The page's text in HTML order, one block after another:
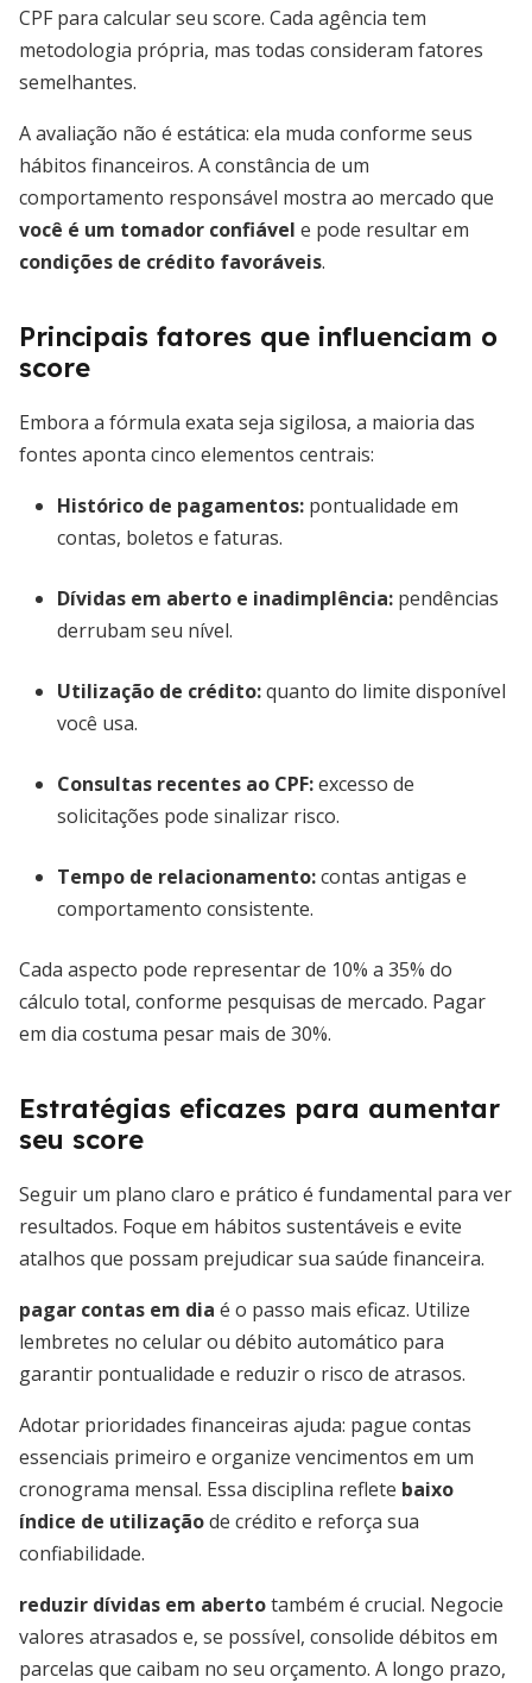
CPF para calcular seu score. Cada agência tem
metodologia própria, mas todas consideram fatores
semelhantes.
A avaliação não é estática: ela muda conforme seus
hábitos financeiros. A constância de um
comportamento responsável mostra ao mercado que
você é um tomador confiável e pode resultar em
condições de crédito favoráveis.
Principais fatores que influenciam o
score
Embora a fórmula exata seja sigilosa, a maioria das
fontes aponta cinco elementos centrais:
Histórico de pagamentos: pontualidade em
contas, boletos e faturas.
Dívidas em aberto e inadimplência: pendências
derrubam seu nível.
Utilização de crédito:quanto do limite disponível
você usa.
Consultas recentes ao CPF:excesso de
solicitações pode sinalizar risco.
Tempo de relacionamento:contas antigas e
comportamento consistente.
Cada aspecto pode representar de 10% a 35% do
cálculo total, conforme pesquisas de mercado. Pagar
em dia costuma pesar mais de 30%.
Estratégias eficazes para aumentar
seu score
Seguir um plano claro e prático é fundamental para ver
resultados. Foque em hábitos sustentáveis e evite
atalhos que possam prejudicar sua saúde financeira.
pagar contas em dia é o passo mais eficaz. Utilize
lembretes no celular ou débito automático para
garantir pontualidade e reduzir o risco de atrasos.
Adotar prioridades financeiras ajuda: pague contas
essenciais primeiro e organize vencimentos em um
cronograma mensal. Essa disciplina reflete baixo
índice de utilizaçãode crédito e reforça sua
confiabilidade.
reduzir dívidas em abertotambém é crucial. Negocie
valores atrasados e, se possível, consolide débitos em
parcelas que caibam no seu orçamento. A longo prazo,